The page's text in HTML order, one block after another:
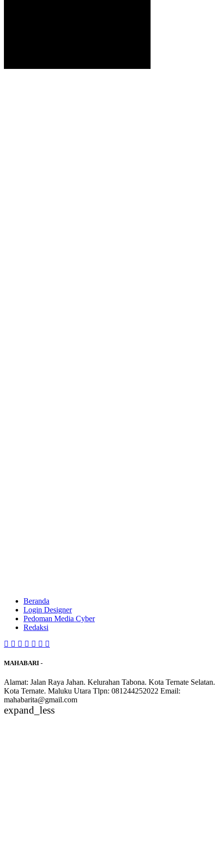
Beranda
Login Designer
Pedoman Media Cyber
Redaksi
MAHABARI -
Alamat: Jalan Raya Jahan. Kelurahan Tabona. Kota Ternate Selatan.
Kota Ternate. Maluku Utara Tlpn: 081244252022 Email:
mahabarita@gmail.com
expand_less